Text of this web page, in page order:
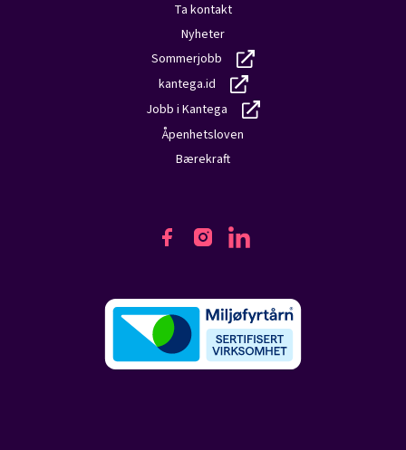
Ta kontakt
Nyheter
Sommerjobb
kantega.id
Jobb i Kantega
Åpenhetsloven
Bærekraft